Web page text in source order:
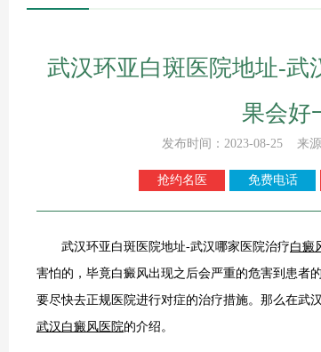
武汉环亚白斑医院地址-武
果会好
发布时间：2023-08-25 来源
抢约名医 免费电话
武汉环亚白斑医院地址-武汉哪家医院治疗白癜
害怕的，毕竟白癜风出现之后会严重的危害到患者
要尽快去正规医院进行对症的治疗措施。那么在武
武汉白癜风医院的介绍。